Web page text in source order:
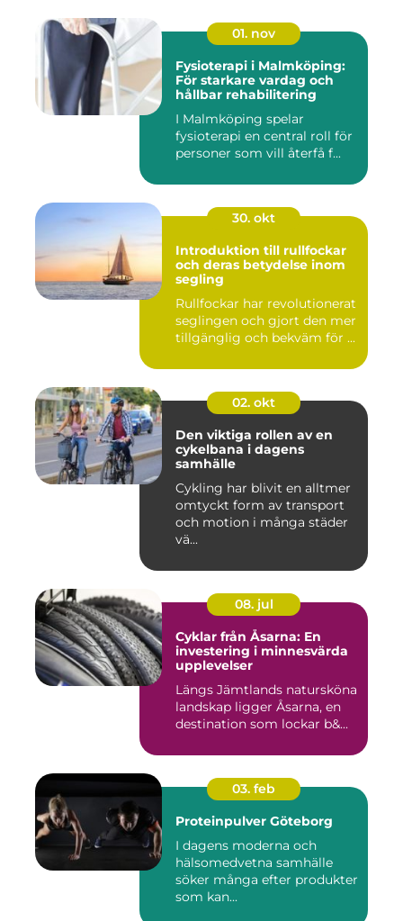
01. nov
Fysioterapi i Malmköping:
För starkare vardag och
hållbar rehabilitering
I Malmköping spelar
fysioterapi en central roll för
personer som vill återfå f...
30. okt
Introduktion till rullfockar
och deras betydelse inom
segling
Rullfockar har revolutionerat
seglingen och gjort den mer
tillgänglig och bekväm för ...
02. okt
Den viktiga rollen av en
cykelbana i dagens
samhälle
Cykling har blivit en alltmer
omtyckt form av transport
och motion i många städer
vä...
08. jul
Cyklar från Åsarna: En
investering i minnesvärda
upplevelser
Längs Jämtlands natursköna
landskap ligger Åsarna, en
destination som lockar b&...
03. feb
Proteinpulver Göteborg
I dagens moderna och
hälsomedvetna samhälle
söker många efter produkter
som kan...